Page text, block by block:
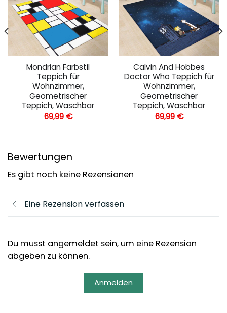
Mondrian Farbstil
Teppich für
Wohnzimmer,
Geometrischer
Teppich, Waschbar
69,99 €
Calvin And Hobbes
Doctor Who Teppich für
Wohnzimmer,
Geometrischer
Teppich, Waschbar
69,99 €
Bewertungen
Es gibt noch keine Rezensionen
Eine Rezension verfassen
Du musst angemeldet sein, um eine Rezension
abgeben zu können.
Anmelden